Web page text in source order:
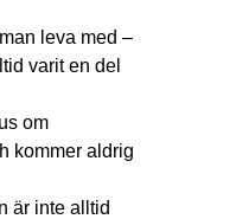
leva med –
varit en del
om
kommer aldrig
är inte alltid